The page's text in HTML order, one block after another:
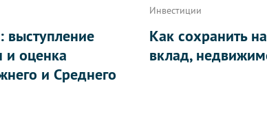
выступление
и оценка
и Среднего
Инвестиции
Как сохранить
вклад,